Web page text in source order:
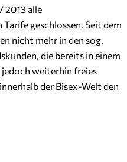
2013 alle
geschlossen. Seit dem
nicht mehr in den sog.
die bereits in einem
jedoch weiterhin freies
der Bisex-Welt den